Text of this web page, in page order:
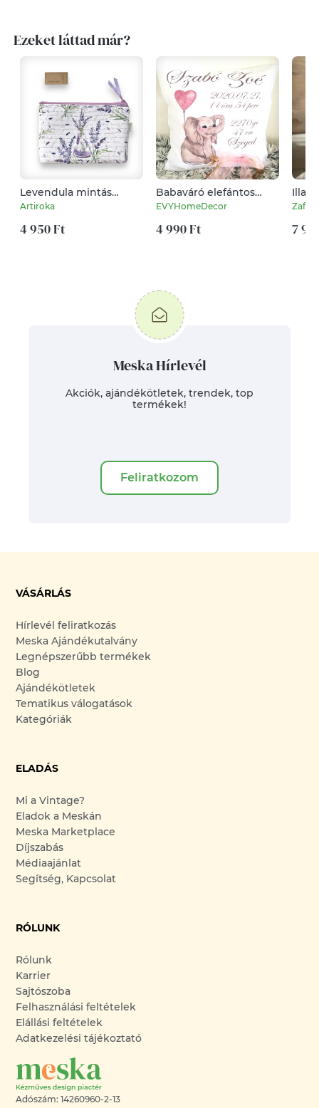
Ezeket láttad már?
Levendula mintás
nagyméretű neszesszer
Artiroka
4 950 Ft
Babaváró elefántos
egyedi díszpárna
adatokkal ajándék
párna, születési
EVYHomeDecor
4 990 Ft 7
Meska Hírlevél
Akciók, ajándékötletek, trendek, top
termékek!
Feliratkozom
VÁSÁRLÁS
Hírlevél feliratkozás
Meska Ajándékutalvány
Legnépszerűbb termékek
Blog
Ajándékötletek
Tematikus válogatások
Kategóriák
ELADÁS
Mi a Vintage?
Eladok a Meskán
Meska Marketplace
Díjszabás
Médiaajánlat
Segítség, Kapcsolat
RÓLUNK
Rólunk
Karrier
Sajtószoba
Felhasználási feltételek
Elállási feltételek
Adatkezelési tájékoztató
Adószám: 14260960-2-13